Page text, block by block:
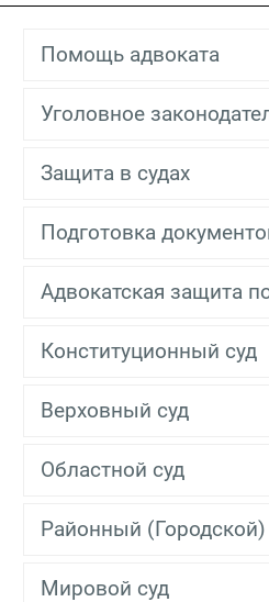
Помощь адвоката
Уголовное
Защита в судах
Подготовка
Адвокатская защита
Конституционный суд
Верховный суд
Областной суд
Районный (Городской)
Мировой суд